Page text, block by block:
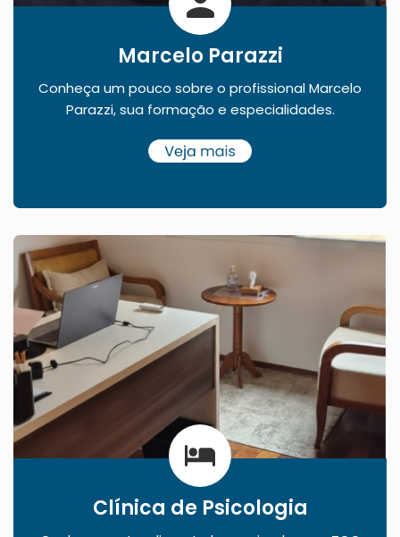
Marcelo Parazzi
Conheça um pouco sobre o profissional Marcelo
Parazzi, sua formação e especialidades.
Clínica de Psicologia